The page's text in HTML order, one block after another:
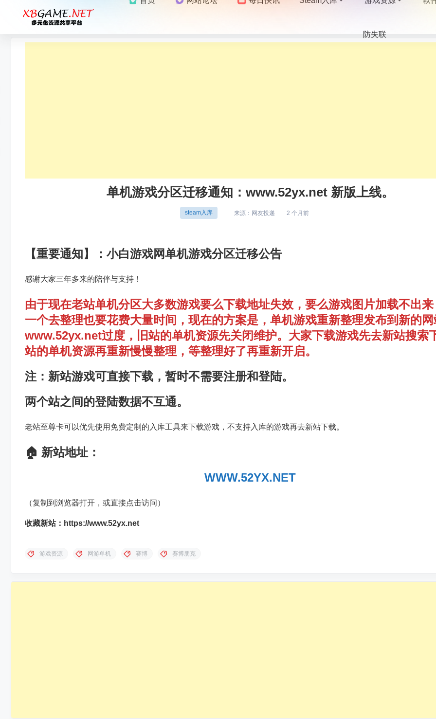
防失联
单机游戏分区迁移通知：www.52yx.net 新版上线。
steam入库 来源： 网友投递 2 个月前
【重要通知】：小白游戏网单机游戏分区迁移公告
感谢大家三年多来的陪伴与支持！
由于现在老站单机分区大多数游戏要么下载地址失效，要么游戏图片加载不出
一个去整理也要花费大量时间，现在的方案是，单机游戏重新整理发布到新的
www.52yx.net过度，旧站的单机资源先关闭维护。大家下载游戏先去新站搜索
站的单机资源再重新慢慢整理，等整理好了再重新开启。
注：新站游戏可直接下载，暂时不需要注册和登陆。
两个站之间的登陆数据不互通。
老站至尊卡可以优先使用免费定制的入库工具来下载游戏，不支持入库的游戏再去新站下载。
🏠 新站地址：
WWW.52YX.NET
（复制到浏览器打开，或直接点击访问）
收藏新站：https://www.52yx.net
游戏资源 网游单机 赛博 赛博朋克